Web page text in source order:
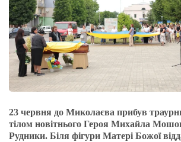
23 червня до Миколаєва прибув
тілом новітнього Героя Михайла
Рудники. Біля фігури Матері Божої